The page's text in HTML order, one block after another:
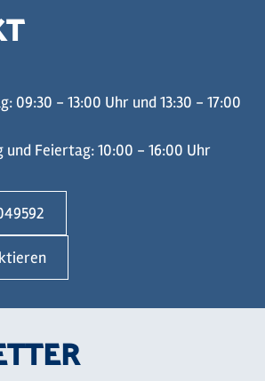
09:30 - 13:00 Uhr und 13:30 - 17:00
und Feiertag: 10:00 - 16:00 Uhr